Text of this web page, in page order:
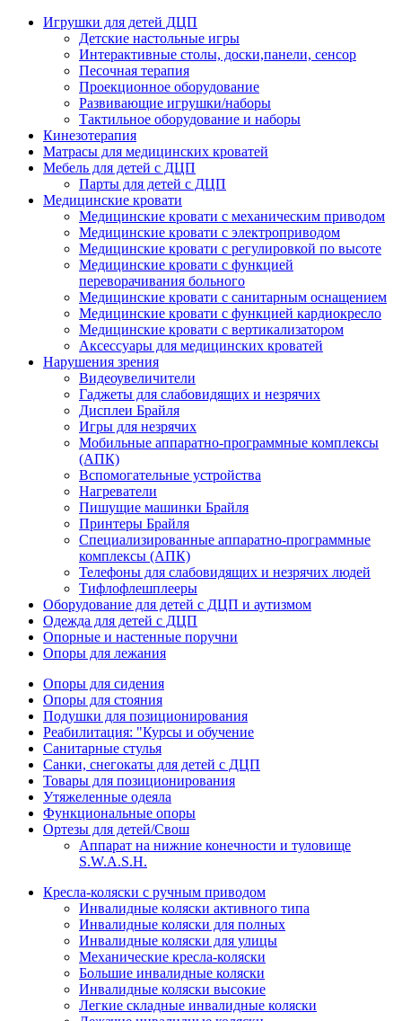
Игрушки для детей ДЦП
Детские настольные игры
Интерактивные столы, доски,панели, сенсор
Песочная терапия
Проекционное оборудование
Развивающие игрушки/наборы
Тактильное оборудование и наборы
Кинезотерапия
Матрасы для медицинских кроватей
Мебель для детей с ДЦП
Парты для детей с ДЦП
Медицинские кровати
Медицинские кровати с механическим приводом
Медицинские кровати с электроприводом
Медицинские кровати с регулировкой по высоте
Медицинские кровати с функцией
переворачивания больного
Медицинские кровати с санитарным оснащением
Медицинские кровати с функцией кардиокресло
Медицинские кровати с вертикализатором
Аксессуары для медицинских кроватей
Нарушения зрения
Видеоувеличители
Гаджеты для слабовидящих и незрячих
Дисплеи Брайля
Игры для незрячих
Мобильные аппаратно-программные комплексы
(АПК)
Вспомогательные устройства
Нагреватели
Пишущие машинки Брайля
Принтеры Брайля
Специализированные аппаратно-программные
комплексы (АПК)
Телефоны для слабовидящих и незрячих людей
Тифлофлешплееры
Оборудование для детей с ДЦП и аутизмом
Одежда для детей с ДЦП
Опорные и настенные поручни
Опоры для лежания
Опоры для сидения
Опоры для стояния
Подушки для позиционирования
Реабилитация: "Курсы и обучение
Санитарные стулья
Санки, снегокаты для детей с ДЦП
Товары для позиционирования
Утяжеленные одеяла
Функциональные опоры
Ортезы для детей/Свош
Аппарат на нижние конечности и туловище
S.W.A.S.H.
Кресла-коляски с ручным приводом
Инвалидные коляски активного типа
Инвалидные коляски для полных
Инвалидные коляски для улицы
Механические кресла-коляски
Большие инвалидные коляски
Инвалидные коляски высокие
Легкие складные инвалидные коляски